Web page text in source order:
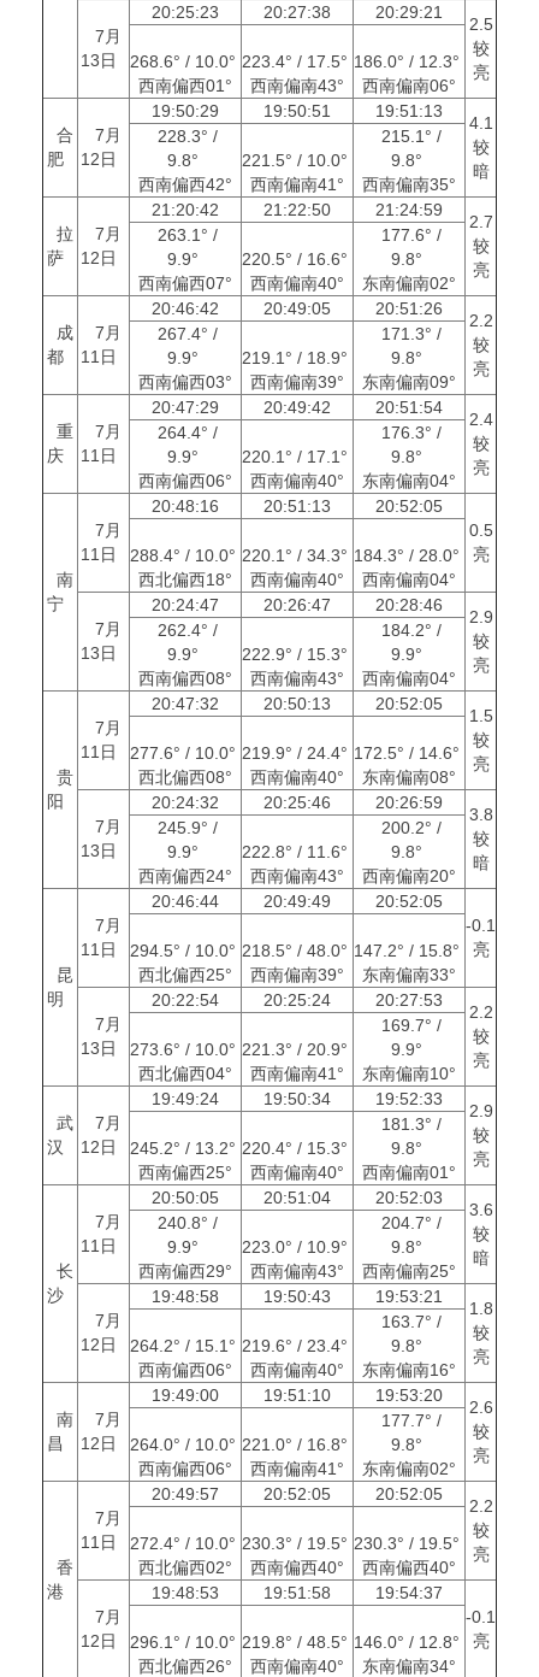
7月
13日
20:25:23 20:27:38 20:29:21
2.5
较
亮
268.6° / 10.0°
西南偏西01°
223.4° / 17.5°
西南偏南43°
186.0° / 12.3°
西南偏南06°
合
肥
7月
12日
19:50:29 19:50:51 19:51:13
4.1
较
暗
228.3° /
9.8°
西南偏西42°
221.5° / 10.0°
西南偏南41°
215.1° /
9.8°
西南偏南35°
拉
萨
7月
12日
21:20:42 21:22:50 21:24:59
2.7
较
亮
263.1° /
9.9°
西南偏西07°
220.5° / 16.6°
西南偏南40°
177.6° /
9.8°
东南偏南02°
成
都
7月
11日
20:46:42 20:49:05 20:51:26
2.2
较
亮
267.4° /
9.9°
西南偏西03°
219.1° / 18.9°
西南偏南39°
171.3° /
9.8°
东南偏南09°
重
庆
7月
11日
20:47:29 20:49:42 20:51:54
2.4
较
亮
264.4° /
9.9°
西南偏西06°
220.1° / 17.1°
西南偏南40°
176.3° /
9.8°
东南偏南04°
南
宁
7月
11日
20:48:16 20:51:13
20:52:05
0.5
亮
288.4° / 10.0°
西北偏西18°
220.1° / 34.3°
西南偏南40°
184.3° / 28.0°
西南偏南04°
7月
13日
20:24:47 20:26:47 20:28:46
2.9
较
亮
262.4° /
9.9°
西南偏西08°
222.9° / 15.3°
西南偏南43°
184.2° /
9.9°
西南偏南04°
贵
阳
7月
11日
20:47:32 20:50:13 20:52:05
1.5
较
亮
277.6° / 10.0°
西北偏西08°
219.9° / 24.4°
西南偏南40°
172.5° / 14.6°
东南偏南08°
7月
13日
20:24:32 20:25:46 20:26:59
3.8
较
暗
245.9° /
9.9°
西南偏西24°
222.8° / 11.6°
西南偏南43°
200.2° /
9.8°
西南偏南20°
昆
明
7月
11日
20:46:44 20:49:49
20:52:05
-0.1
亮
294.5° / 10.0°
西北偏西25°
218.5° / 48.0°
西南偏南39°
147.2° / 15.8°
东南偏南33°
7月
13日
20:22:54 20:25:24 20:27:53
2.2
较
亮
273.6° / 10.0°
西北偏西04°
221.3° / 20.9°
西南偏南41°
169.7° /
9.9°
东南偏南10°
武
汉
7月
12日
19:49:24 19:50:34 19:52:33
2.9
较
亮
245.2° / 13.2°
西南偏西25°
220.4° / 15.3°
西南偏南40°
181.3° /
9.8°
西南偏南01°
长
沙
7月
11日
20:50:05 20:51:04 20:52:03
3.6
较
暗
240.8° /
9.9°
西南偏西29°
223.0° / 10.9°
西南偏南43°
204.7° /
9.8°
西南偏南25°
7月
12日
19:48:58 19:50:43 19:53:21
1.8
较
亮
264.2° / 15.1°
西南偏西06°
219.6° / 23.4°
西南偏南40°
163.7° /
9.8°
东南偏南16°
南
昌
7月
12日
19:49:00 19:51:10 19:53:20
2.6
较
亮
264.0° / 10.0°
西南偏西06°
221.0° / 16.8°
西南偏南41°
177.7° /
9.8°
东南偏南02°
香
港
7月
11日
20:49:57 20:52:05 20:52:05
2.2
较
亮
272.4° / 10.0°
西北偏西02°
230.3° / 19.5°
西南偏西40°
230.3° / 19.5°
西南偏西40°
7月
12日
19:48:53 19:51:58
19:54:37
-0.1
亮
296.1° / 10.0°
西北偏西26°
219.8° / 48.5°
西南偏南40°
146.0° / 12.8°
东南偏南34°